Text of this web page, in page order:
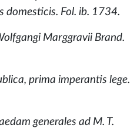
Fol. ib. 1734.
Marggravii Brand.
prima imperantis lege.
generales ad M. T.